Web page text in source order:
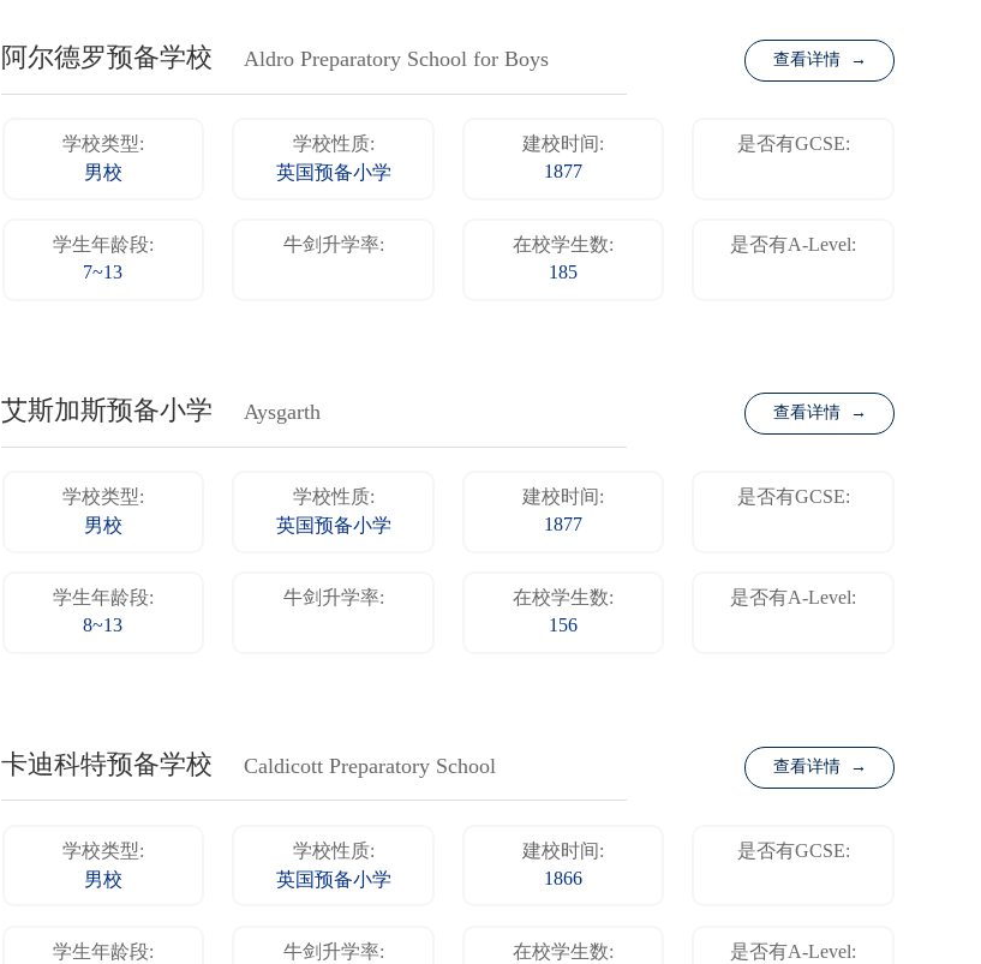
阿尔德罗预备学校 Aldro Preparatory School for Boys 查看详情 →
学校类型:
男校
学校性质:
英国预备小学
建校时间:
1877
是否有GCSE:
学生年龄段:
7~13
牛剑升学率:
在校学生数:
185
是否有A-Level:
艾斯加斯预备小学 Aysgarth 查看详情 →
学校类型:
男校
学校性质:
英国预备小学
建校时间:
1877
是否有GCSE:
学生年龄段:
8~13
牛剑升学率:
在校学生数:
156
是否有A-Level:
卡迪科特预备学校 Caldicott Preparatory School 查看详情 →
学校类型:
男校
学校性质:
英国预备小学
建校时间:
1866
是否有GCSE:
学生年龄段:
牛剑升学率:
在校学生数:
是否有A-Level: